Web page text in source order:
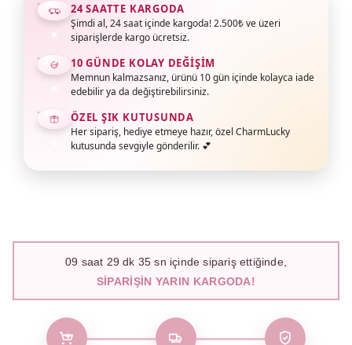
24 SAATTE KARGODA
Şimdi al, 24 saat içinde kargoda! 2.500₺ ve üzeri
siparişlerde kargo ücretsiz.
10 GÜNDE KOLAY DEĞIŞIM
Memnun kalmazsanız, ürünü 10 gün içinde kolayca iade
edebilir ya da değiştirebilirsiniz.
ÖZEL ŞIK KUTUSUNDA
Her sipariş, hediye etmeye hazır, özel CharmLucky
kutusunda sevgiyle gönderilir. 💕
09 saat 29 dk 34 sn içinde sipariş ettiğinde,
SIPARIŞIN YARIN KARGODA!